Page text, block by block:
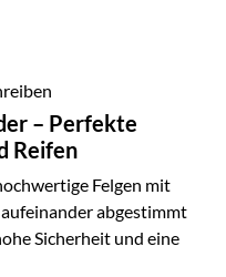
– Perfekte
Reifen
Felgen mit
abgestimmt
Sicherheit und eine